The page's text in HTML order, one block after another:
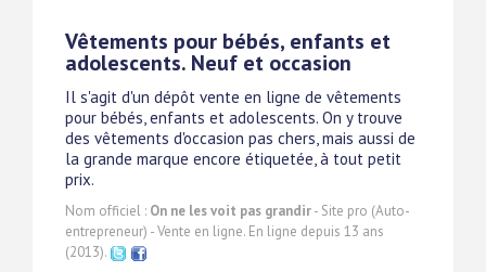
Vêtements pour bébés, enfants et
adolescents. Neuf et occasion
Il s'agit d'un dépôt vente en ligne de vêtements
pour bébés, enfants et adolescents. On y trouve
des vêtements d'occasion pas chers, mais aussi de
la grande marque encore étiquetée, à tout petit
prix.
Nom officiel : On ne les voit pas grandir- Site pro (Auto-
entrepreneur) - Vente en ligne. En ligne depuis 13 ans
(2013).